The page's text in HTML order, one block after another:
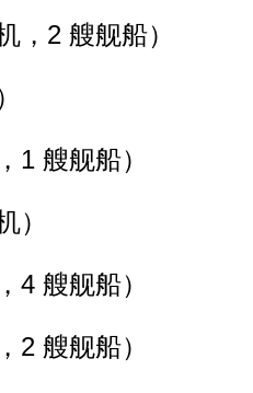
2 艘舰船）
艘舰船）
艘舰船）
艘舰船）